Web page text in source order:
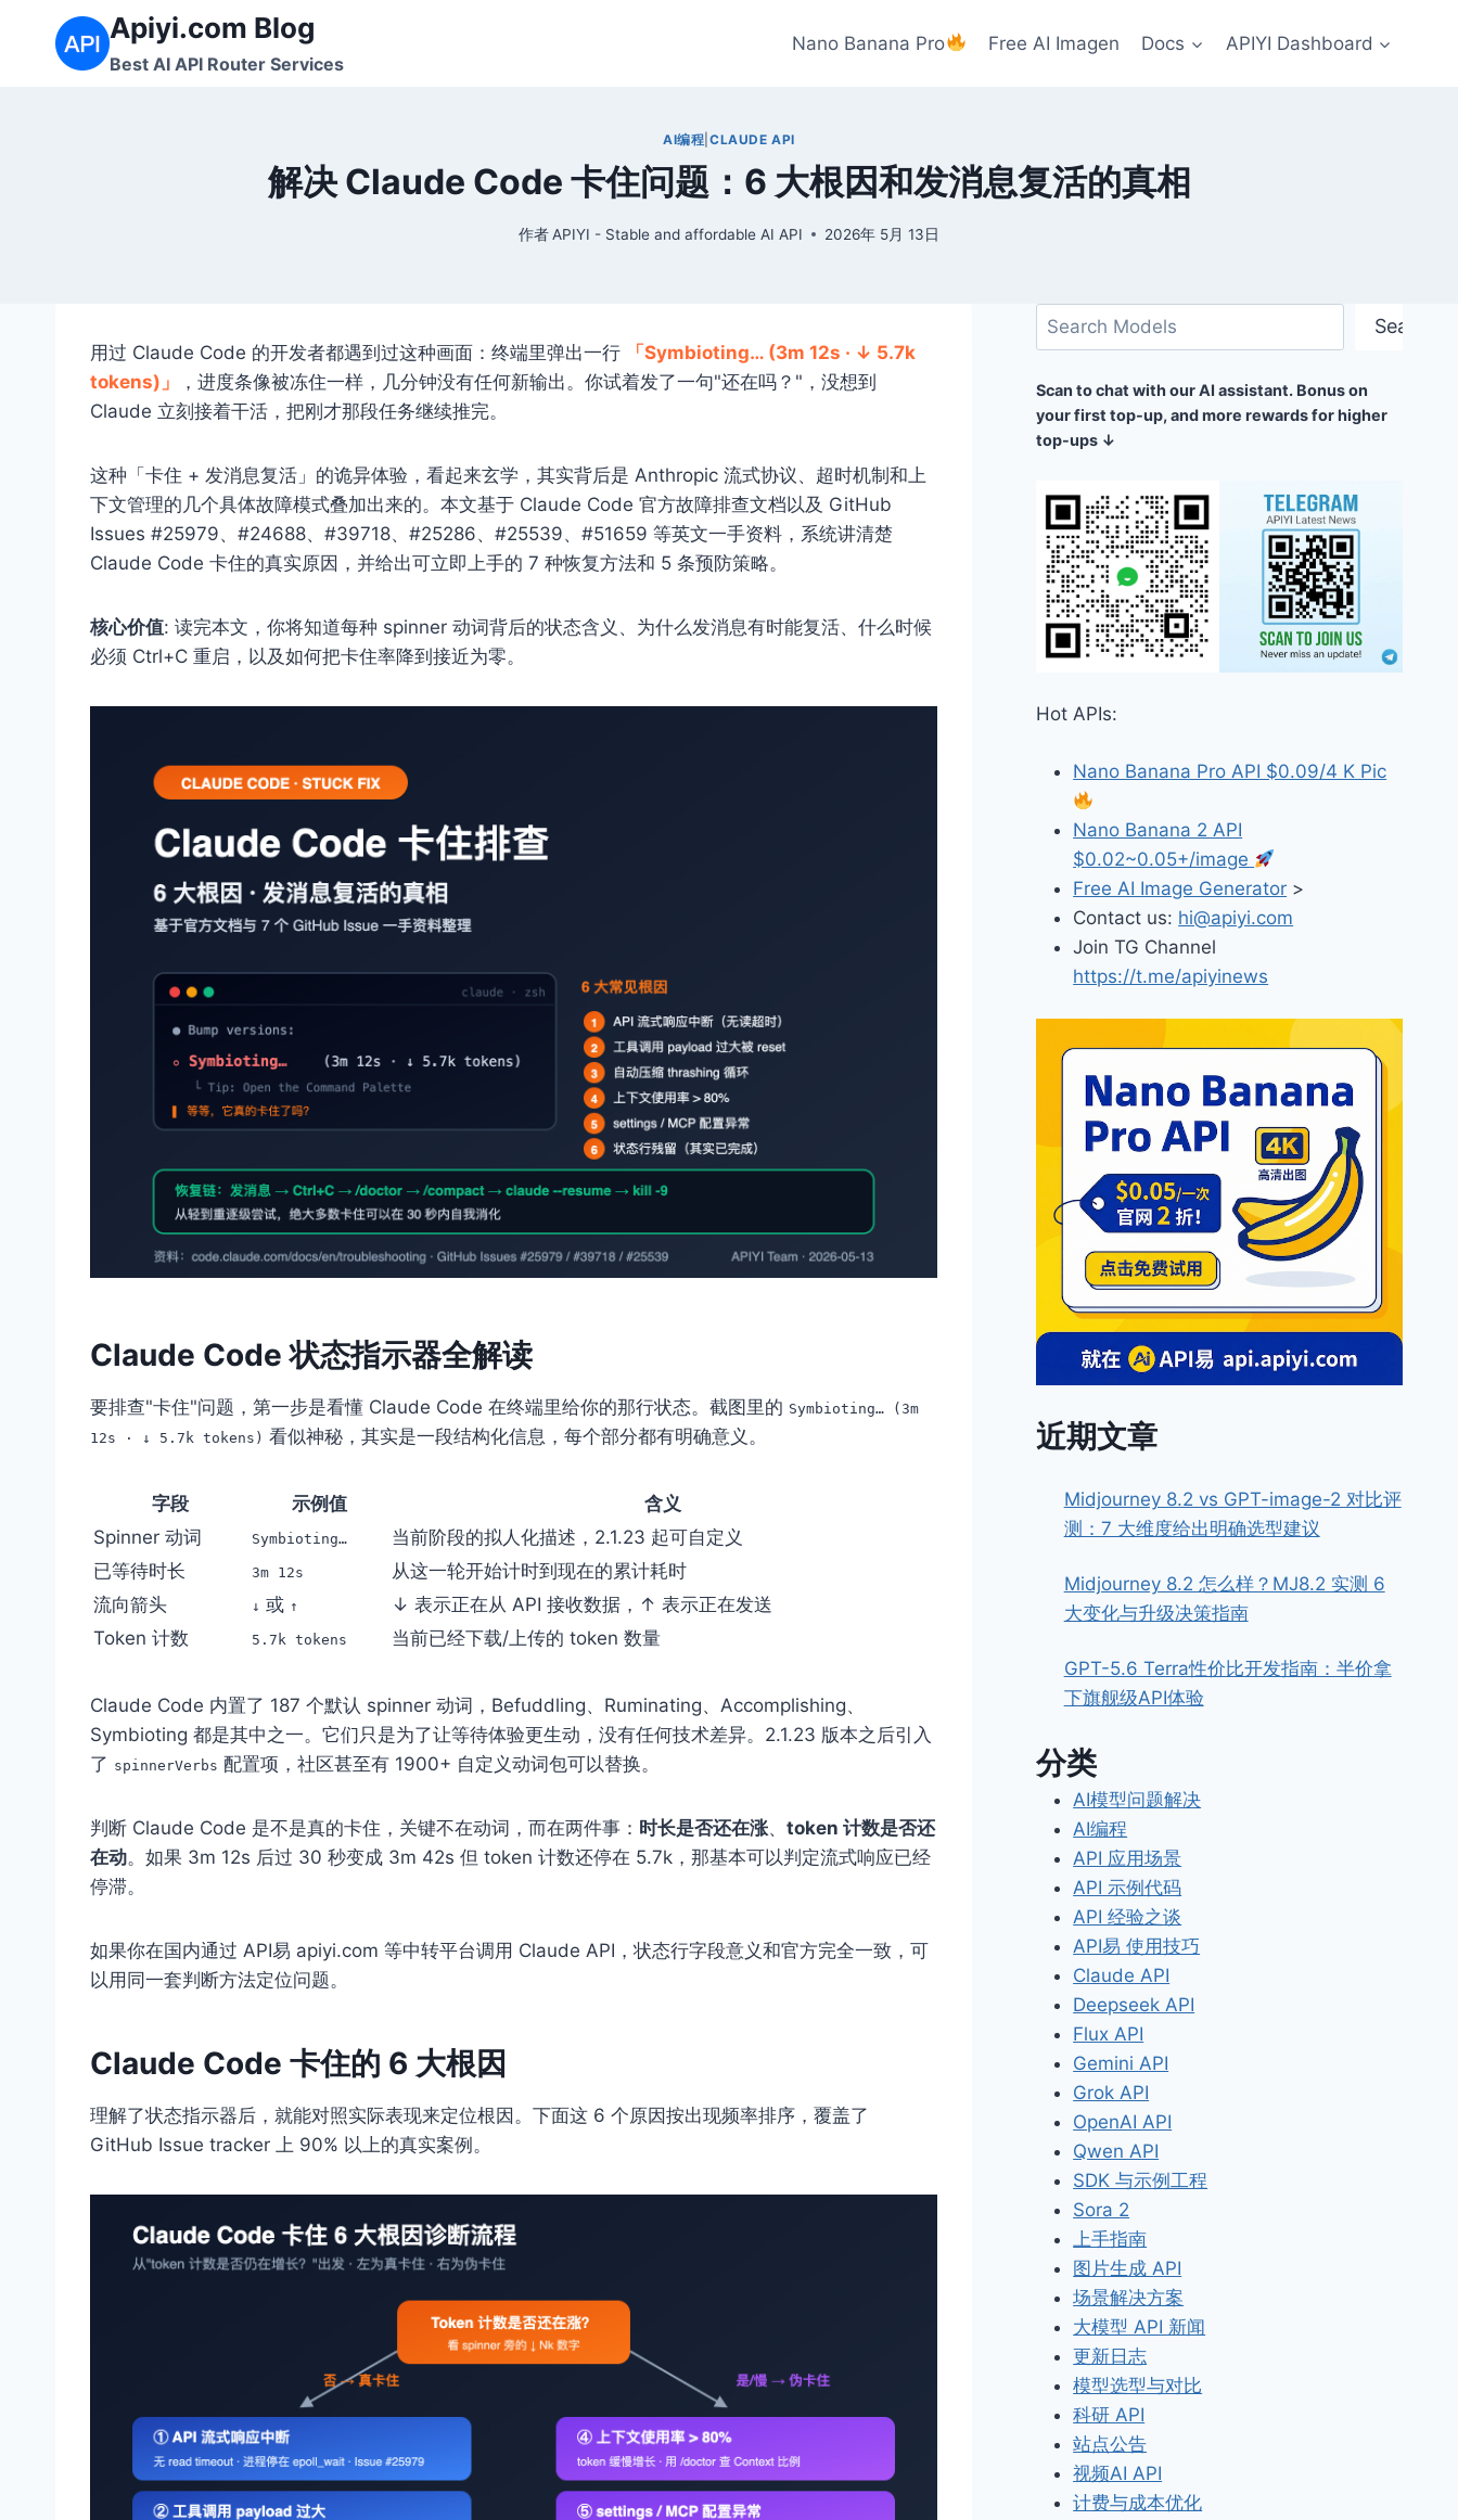
Apiyi.com Blog
Best AI API Router Services
Nano Banana Pro Free AI Imagen Docs APIYI Dashboard
AI编程 |CLAUDE API
解决 Claude Code 卡住问题：6 大根因和发消息复活的真相
作者 APIYI - Stable and affordable AI API 2026年 5月 13日
用过 Claude Code 的开发者都遇到过这种画面：终端里弹出一行
「Symbioting… (3m 12s · ↓ 5.7k
tokens)」
，进度条像被冻住一样，几分钟没有任何新输出。你试着发了一句"还在吗？"，没想到
Claude 立刻接着干活，把刚才那段任务继续推完。
这种「卡住 + 发消息复活」的诡异体验，看起来玄学，其实背后是 Anthropic 流式协议、超时机制和上
下文管理的几个具体故障模式叠加出来的。本文基于 Claude Code 官方故障排查文档以及 GitHub
Issues #25979、#24688、#39718、#25286、#25539、#51659 等英文一手资料，系统讲清楚
Claude Code 卡住的真实原因，并给出可立即上手的 7 种恢复方法和 5 条预防策略。
核心价值: 读完本文，你将知道每种 spinner 动词背后的状态含义、为什么发消息有时能复活、什么时候
必须 Ctrl+C 重启，以及如何把卡住率降到接近为零。
Claude Code 状态指示器全解读
要排查"卡住"问题，第一步是看懂 Claude Code 在终端里给你的那行状态。截图里的 Symbioting… (3m
12s · ↓ 5.7k tokens) 看似神秘，其实是一段结构化信息，每个部分都有明确意义。
字段 示例值
含义
Spinner 动词
Symbioting…
当前阶段的拟人化描述，2.1.23 起可自定义
已等待时长
3m 12s
从这一轮开始计时到现在的累计耗时
流向箭头
↓ 或 ↑
↓ 表示正在从 API 接收数据，↑ 表示正在发送
Token 计数
5.7k tokens 当前已经下载/上传的 token 数量
Claude Code 内置了 187 个默认 spinner 动词，Befuddling、Ruminating、Accomplishing、
Symbioting 都是其中之一。它们只是为了让等待体验更生动，没有任何技术差异。2.1.23 版本之后引入
了 spinnerVerbs 配置项，社区甚至有 1900+ 自定义动词包可以替换。
判断 Claude Code 是不是真的卡住，关键不在动词，而在两件事： 时长是否还在涨、 token 计数是否还
在动。如果 3m 12s 后过 30 秒变成 3m 42s 但 token 计数还停在 5.7k，那基本可以判定流式响应已经
停滞。
如果你在国内通过 API易 apiyi.com 等中转平台调用 Claude API，状态行字段意义和官方完全一致，可
以用同一套判断方法定位问题。
Claude Code 卡住的 6 大根因
理解了状态指示器后，就能对照实际表现来定位根因。下面这 6 个原因按出现频率排序，覆盖了
GitHub Issue tracker 上 90% 以上的真实案例。
搜
索
Search
Scan to chat with our AI assistant. Bonus on
your first top-up, and more rewards for higher
top-ups ↓
Hot APIs:
Nano Banana Pro API $0.09/4 K Pic
Nano Banana 2 API
$0.02~0.05+/image
Free AI Image Generator >
Contact us: hi@apiyi.com
Join TG Channel
https://t.me/apiyinews
近期文章
Midjourney 8.2 vs GPT-image-2 对比评
测：7 大维度给出明确选型建议
Midjourney 8.2 怎么样？MJ8.2 实测 6
大变化与升级决策指南
GPT-5.6 Terra性价比开发指南：半价拿
下旗舰级API体验
分类
AI模型问题解决
AI编程
API 应用场景
API 示例代码
API 经验之谈
API易 使用技巧
Claude API
Deepseek API
Flux API
Gemini API
Grok API
OpenAI API
Qwen API
SDK 与示例工程
Sora 2
上手指南
图片生成 API
场景解决方案
大模型 API 新闻
更新日志
模型选型与对比
科研 API
站点公告
视频AI API
计费与成本优化